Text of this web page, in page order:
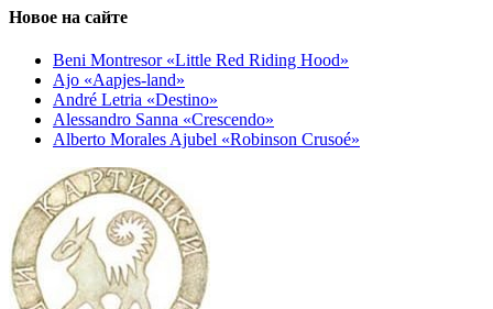
Новое на сайте
Beni Montresor «Little Red Riding Hood»
Ajo «Aapjes-land»
André Letria «Destino»
Alessandro Sanna «Crescendo»
Alberto Morales Ajubel «Robinson Crusoé»